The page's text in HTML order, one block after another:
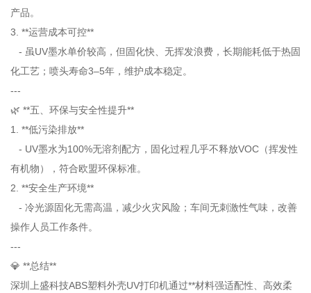
产品。
3. **运营成本可控**
- 虽UV墨水单价较高，但固化快、无挥发浪费，长期能耗低于热固
化工艺；喷头寿命3–5年，维护成本稳定。
---
🌿 **五、环保与安全性提升**
1. **低污染排放**
- UV墨水为100%无溶剂配方，固化过程几乎不释放VOC（挥发性
有机物），符合欧盟环保标准。
2. **安全生产环境**
- 冷光源固化无需高温，减少火灾风险；车间无刺激性气味，改善
操作人员工作条件。
---
💎 **总结**
深圳上盛科技ABS塑料外壳UV打印机通过**材料强适配性、高效柔